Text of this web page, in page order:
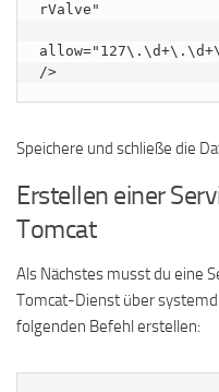
rValve"
Speichere und schließe die
Erstellen einer
Tomcat
Als Nächstes musst du eine
Tomcat-Dienst über
folgenden Befehl erstellen: